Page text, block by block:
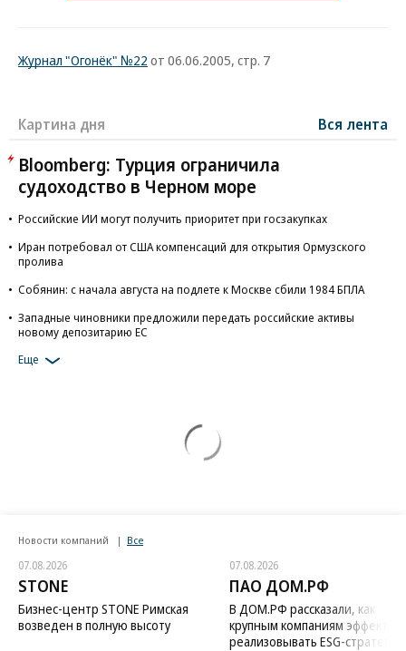
Журнал "Огонёк" №22 от 06.06.2005, стр. 7
Картина дня Вся лента
Bloomberg: Турция ограничила
судоходство в Черном море
Российские ИИ могут получить приоритет при госзакупках
Иран потребовал от США компенсаций для открытия Ормузского
пролива
Собянин: с начала августа на подлете к Москве сбили 1984 БПЛА
Западные чиновники предложили передать российские активы
новому депозитарию ЕС
Еще
Новости компаний Все
07.08.2026
STONE
Бизнес-центр STONE Римская
возведен в полную высоту
07.08.2026
ПАО ДОМ.РФ
В ДОМ.РФ рассказали, как
крупным компаниям
реализовывать ESG-стратегию